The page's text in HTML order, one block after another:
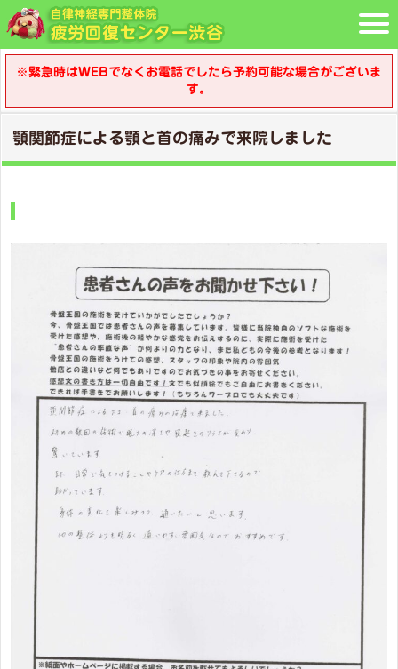
※緊急時はWEBでなくお電話でしたら予約可能な場合がございま
す。
顎関節症による顎と首の痛みで来院しました